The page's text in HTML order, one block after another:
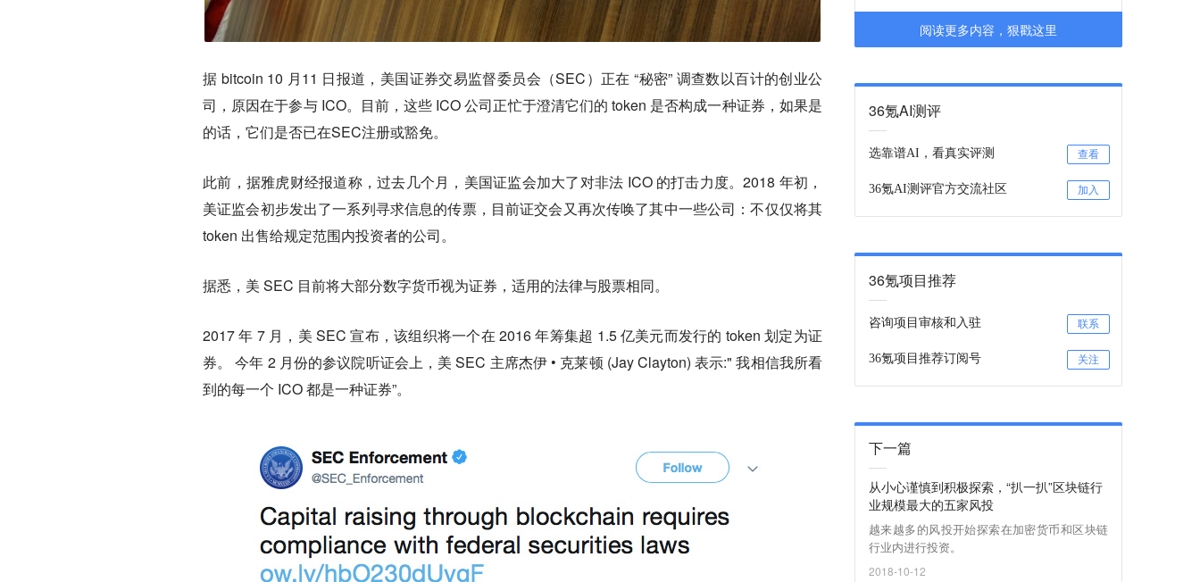
据 bitcoin 10 月11 日报道，美国证券交易监督委员会（SEC）正在 “秘密” 调查数以百计的创业公
司，原因在于参与 ICO。目前，这些 ICO 公司正忙于澄清它们的 token 是否构成一种证券，如果是
的话，它们是否已在SEC注册或豁免。
此前，据雅虎财经报道称，过去几个月，美国证监会加大了对非法 ICO 的打击力度。2018 年初，
美证监会初步发出了一系列寻求信息的传票，目前证交会又再次传唤了其中一些公司：不仅仅将其
token 出售给规定范围内投资者的公司。
据悉，美 SEC 目前将大部分数字货币视为证券，适用的法律与股票相同。
2017 年 7 月，美 SEC 宣布，该组织将一个在 2016 年筹集超 1.5 亿美元而发行的 token 划定为证
券。 今年 2 月份的参议院听证会上，美 SEC 主席杰伊 • 克莱顿 (Jay Clayton) 表示:" 我相信我所看
到的每一个 ICO 都是一种证券”。
阅读更多内容，狠戳这里
36氪AI测评
选靠谱AI，看真实评测 查看
36氪AI测评官方交流社区 加入
36氪项目推荐
咨询项目审核和入驻 联系
36氪项目推荐订阅号 关注
下一篇
从小心谨慎到积极探索，“扒一扒”区块链行
业规模最大的五家风投
越来越多的风投开始探索在加密货币和区块链
行业内进行投资。
2018-10-12